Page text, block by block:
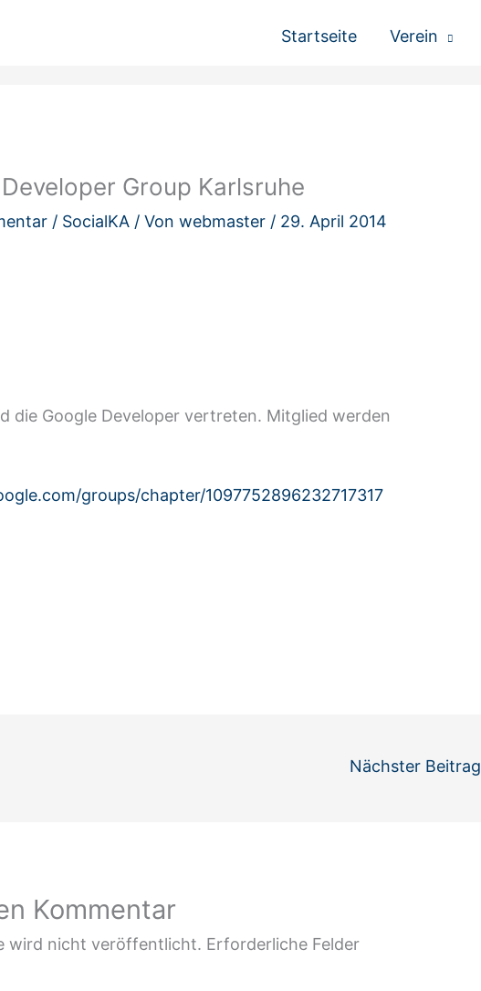
Startseite Verein
Group Karlsruhe
/ SocialKA / Vonwebmaster / 29. April 2014
die Google Developer vertreten. Mitglied werden
groups/chapter/1097752896232717317
Nächster Beitrag
Kommentar
wird nicht veröffentlicht. Erforderliche Felder